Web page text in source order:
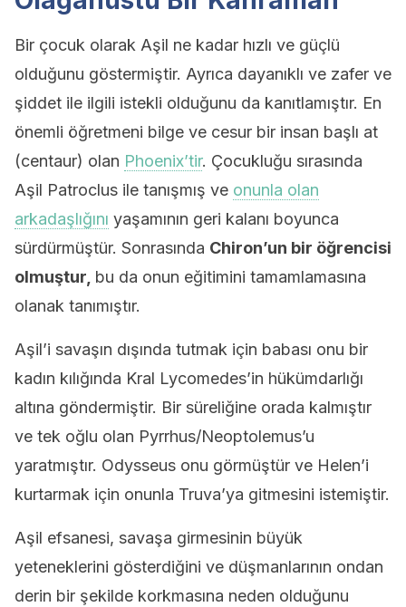
Bir çocuk olarak Aşil ne kadar hızlı ve güçlü
olduğunu göstermiştir. Ayrıca dayanıklı ve zafer ve
şiddet ile ilgili istekli olduğunu da kanıtlamıştır. En
önemli öğretmeni bilge ve cesur bir insan başlı at
(centaur) olan Phoenix’tir. Çocukluğu sırasında
Aşil Patroclus ile tanışmış ve onunla olan
arkadaşlığını yaşamının geri kalanı boyunca
sürdürmüştür. Sonrasında Chiron’un bir öğrencisi
olmuştur, bu da onun eğitimini tamamlamasına
olanak tanımıştır.
Aşil’i savaşın dışında tutmak için babası onu bir
kadın kılığında Kral Lycomedes’in hükümdarlığı
altına göndermiştir. Bir süreliğine orada kalmıştır
ve tek oğlu olan Pyrrhus/Neoptolemus’u
yaratmıştır. Odysseus onu görmüştür ve Helen’i
kurtarmak için onunla Truva’ya gitmesini istemiştir.
Aşil efsanesi, savaşa girmesinin büyük
yeteneklerini gösterdiğini ve düşmanlarının ondan
derin bir şekilde korkmasına neden olduğunu